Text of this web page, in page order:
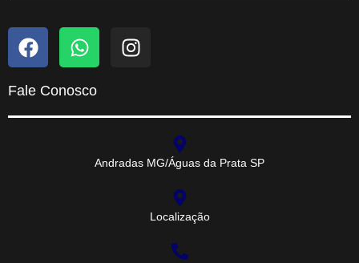
Fale Conosco
Andradas MG/Águas da Prata SP
Localização